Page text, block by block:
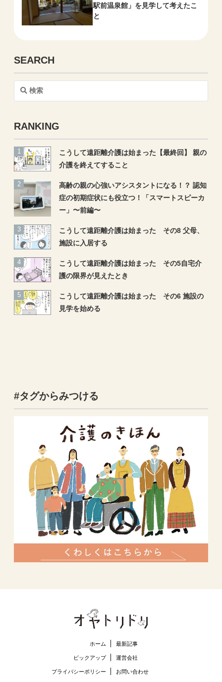
駅前温泉館」を見学して考えたこ
と
SEARCH
索
RANKING
こうして遠距離介護は始まった【最終回】 親の
介護を終えてすること
高齢の親の心強いアシスタントになる！？ 認知
症の初期症状にも役立つ！「スマートスピーカ
ー」〜前編〜
こうして遠距離介護は始まった その8 父母、
施設に入居する
こうして遠距離介護は始まった その5自宅介
護の限界が見えたとき
こうして遠距離介護は始まった その6 施設の
見学を始める
#タグからみつける
ホーム 最新記事
ピックアップ 運営会社
プライバシーポリシー お問い合わせ